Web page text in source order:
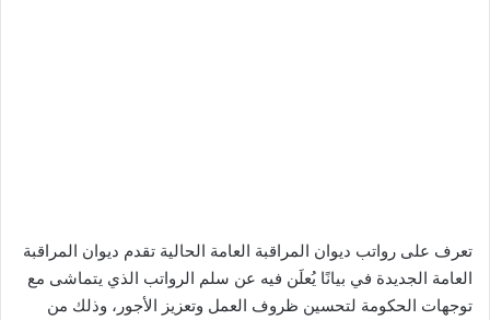
تعرف على رواتب ديوان المراقبة العامة الحالية تقدم ديوان المراقبة
العامة الجديدة في بيانًا يُعلَن فيه عن سلم الرواتب الذي يتماشى مع
توجهات الحكومة لتحسين ظروف العمل وتعزيز الأجور، وذلك من